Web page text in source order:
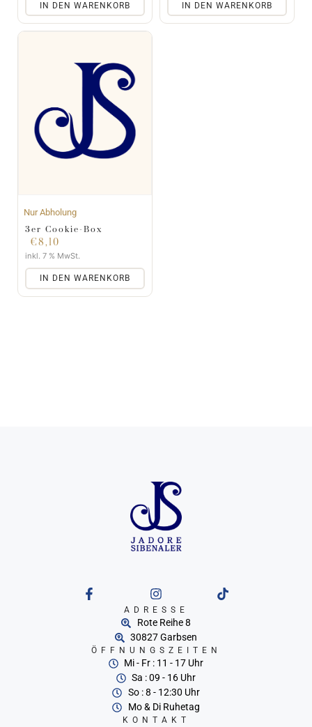
IN DEN WARENKORB IN DEN WARENKORB
Nur Abholung
3er Cookie-Box
€8,10
inkl. 7 % MwSt.
IN DEN WARENKORB
ADRESSE
Rote Reihe 8
30827 Garbsen
ÖFFNUNGSZEITEN
Mi - Fr : 11 - 17 Uhr
Sa : 09 - 16 Uhr
So : 8 - 12:30 Uhr
Mo & Di Ruhetag
KONTAKT